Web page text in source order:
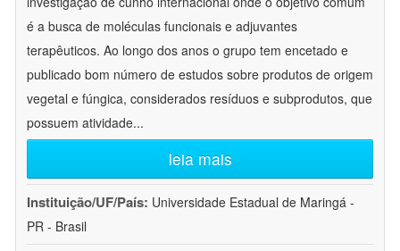
é a busca de moléculas funcionais e adjuvantes
terapêuticos. Ao longo dos anos o grupo tem encetado e
publicado bom número de estudos sobre produtos de origem
vegetal e fúngica, considerados resíduos e subprodutos, que
possuem atividade...
leia mais
Instituição/UF/País: Universidade Estadual de Maringá -
PR - Brasil